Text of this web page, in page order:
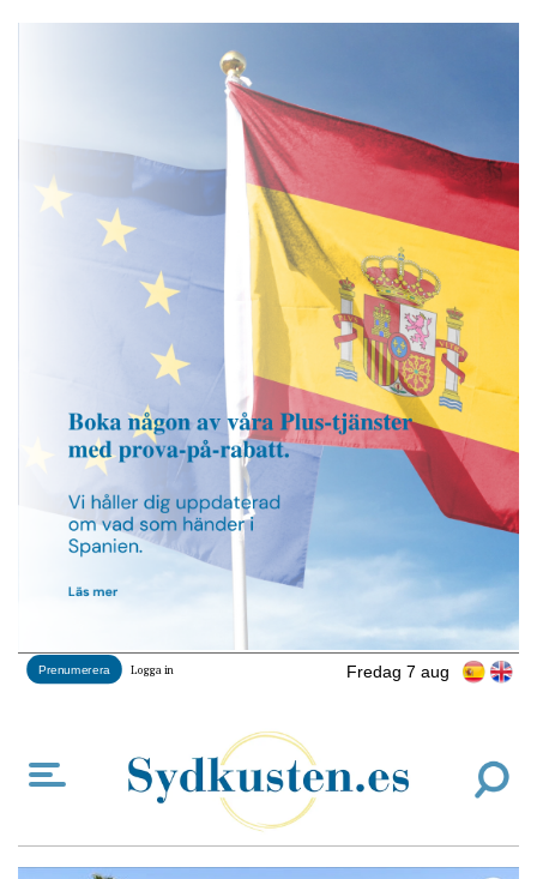
Fredag 7 aug
Prenumerera Logga in